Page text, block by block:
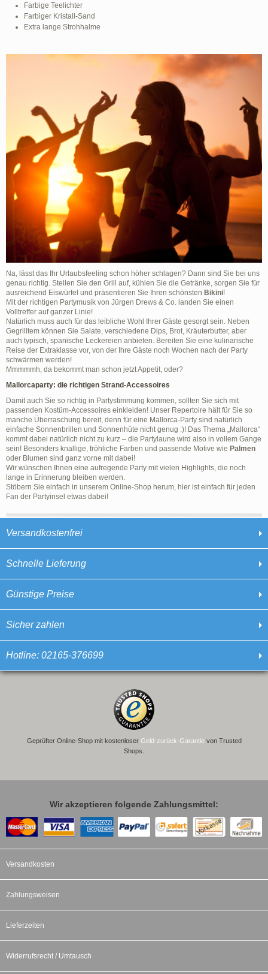
Versandkostenfrei
Schnelle Lieferung
Günstige Preise
Sicher zahlen
Hotline: 02165-376699
Farbige Teelichter
Farbiger Kristall-Sand
Extra lange Strohhalme
Na, lässt das Ihr Urlaubsfeeling schon höher schlagen? Dann sind Sie bei uns
genau richtig. Stellen Sie den Grill auf, kühlen Sie die Getränke, sorgen Sie für
ausreichend Eiswürfel und präsentieren Sie Ihren schönsten Bikini!
Mit der richtigen Partymusik von Jürgen Drews & Co. landen Sie einen
Volltreffer auf ganzer Linie!
Natürlich muss auch für das leibliche Wohl Ihrer Gäste gesorgt sein. Neben
Gegrilltem können Sie Salate, verschiedene Dips, Brot, Kräuterbutter, aber
auch typisch, spanische Leckereien anbieten. Bereiten Sie eine kulinarische
Reise der Extraklasse vor, von der Ihre Gäste noch Wochen nach der Party
schwärmen werden!
Mmmmmh, da bekommt man schon jetzt Appetit, oder?
Mallorcaparty: die richtigen Strand-Accessoires
Damit auch Sie so richtig in Partystimmung kommen, sollten Sie sich mit
passenden Kostüm-Accessoires einkleiden! Unser Repertoire hält für Sie so
manche Überraschung bereit, denn für eine Mallorca-Party sind natürlich
einfache Sonnenbrillen und Sonnenhüte nicht genug :)! Das Thema „Mallorca“
kommt dabei natürlich nicht zu kurz – die Partylaune wird also in vollem Gange
sein! Besonders knallige, fröhliche Farben und passende Motive wie Palmen
oder Blumen sind ganz vorne mit dabei!
Wir wünschen Ihnen eine aufregende Party mit vielen Highlights, die noch
lange in Erinnerung bleiben werden.
Stöbern Sie einfach in unserem Online-Shop herum, hier ist einfach für jeden
Fan der Partyinsel etwas dabei!
Geprüfter Online-Shop mit kostenloser Geld-zurück-Garantievon Trusted
Shops.
Wir akzeptieren folgende Zahlungsmittel:
Versandkosten
Zahlungsweisen
Lieferzeiten
Widerrufsrecht / Umtausch